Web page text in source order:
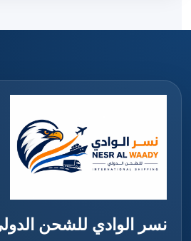
نسر الوادي للشحن